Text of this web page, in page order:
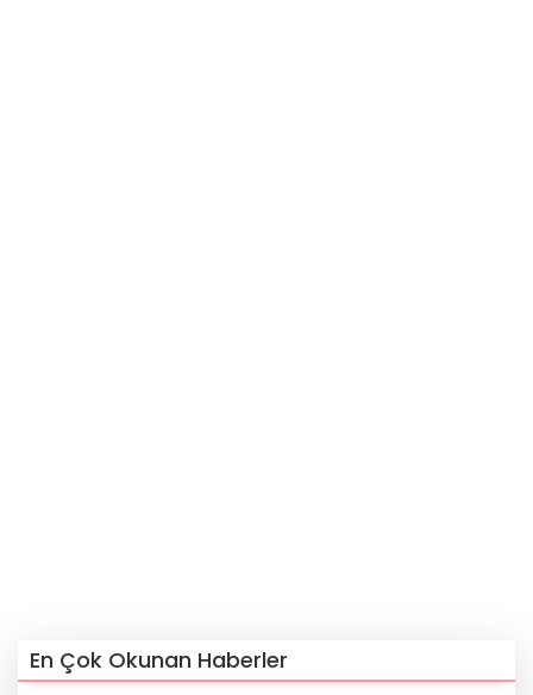
En Çok Okunan Haberler